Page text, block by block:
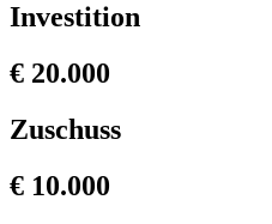
Investition
€ 20.000
Zuschuss
€ 10.000